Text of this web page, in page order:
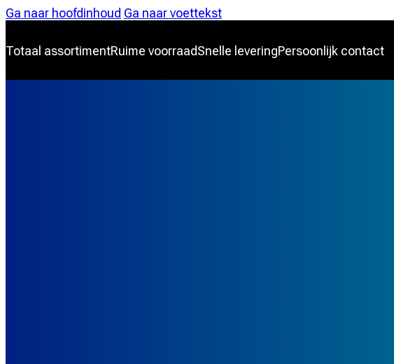
Ga naar hoofdinhoud Ga naar voettekst
Totaal assortimentRuime voorraadSnelle leveringPersoonlijk contact